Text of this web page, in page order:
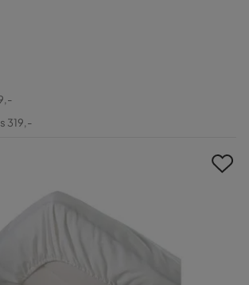
319,-